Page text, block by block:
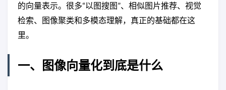
的向量表示。很多“以图搜图”、相似图片推荐、视觉
检索、图像聚类和多模态理解，真正的基础都在这
里。
一、图像向量化到底是什么